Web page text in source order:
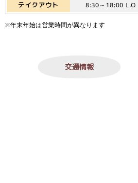
テイクアウト
8:30～18:00 L.O
※年末年始は営業時間が異なります
交通情報